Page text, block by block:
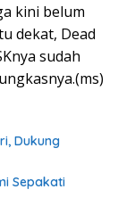
kini belum
dekat, Dead
sudah
Dukung
Sepakati